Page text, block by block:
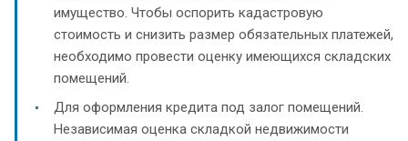
имущество. Чтобы оспорить кадастровую
стоимость и снизить размер обязательных платежей,
необходимо провести оценку имеющихся складских
помещений.
Для оформления кредита под залог помещений.
Независимая оценка складкой недвижимости